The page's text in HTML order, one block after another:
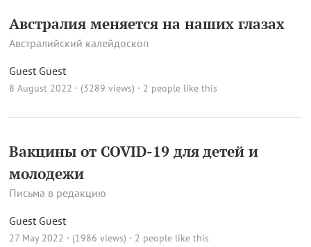
Австралия меняется на наших глазах
Австралийский калейдоскоп
Guest Guest
8 August 2022 · (3289 views) · 2 people like this
Вакцины от COVID-19 для детей и
молодежи
Письма в редакцию
Guest Guest
27 May 2022 · (1986 views) · 2 people like this